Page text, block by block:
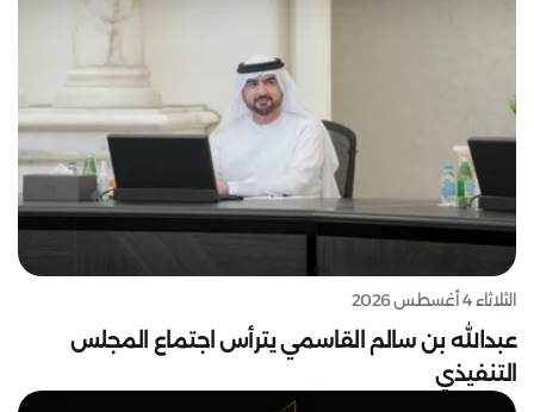
الثلاثاء 4 أغسطس 2026
عبدالله بن سالم القاسمي يترأس اجتماع المجلس
التنفيذي